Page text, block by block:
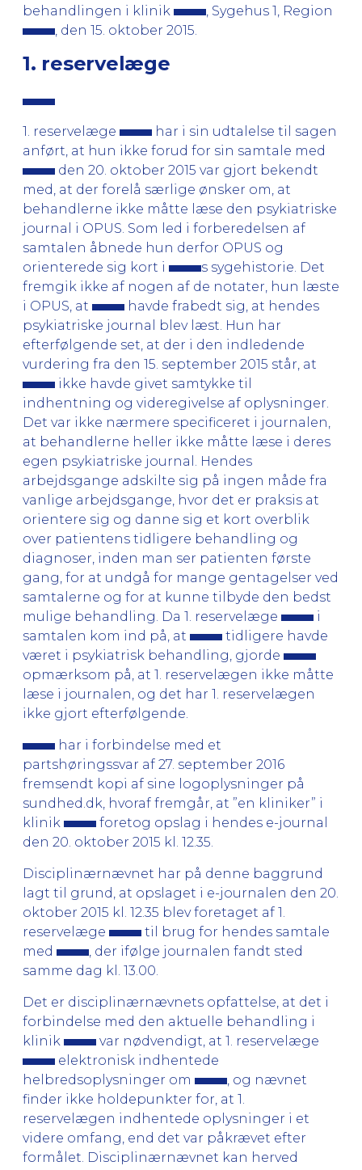
behandlingen i klinik
, Sygehus 1, Region
, den 15. oktober 2015.
1. reservelæge
1. reservelæge
har i sin udtalelse til sagen
anført, at hun ikke forud for sin samtale med
den 20. oktober 2015 var gjort bekendt
med, at der forelå særlige ønsker om, at
behandlerne ikke måtte læse den psykiatriske
journal i OPUS. Som led i forberedelsen af
samtalen åbnede hun derfor OPUS og
orienterede sig kort i
s sygehistorie. Det
fremgik ikke af nogen af de notater, hun læste
i OPUS, at
havde frabedt sig, at hendes
psykiatriske journal blev læst. Hun har
efterfølgende set, at der i den indledende
vurdering fra den 15. september 2015 står, at
ikke havde givet samtykke til
indhentning og videregivelse af oplysninger.
Det var ikke nærmere specificeret i journalen,
at behandlerne heller ikke måtte læse i deres
egen psykiatriske journal. Hendes
arbejdsgange adskilte sig på ingen måde fra
vanlige arbejdsgange, hvor det er praksis at
orientere sig og danne sig et kort overblik
over patientens tidligere behandling og
diagnoser, inden man ser patienten første
gang, for at undgå for mange gentagelser ved
samtalerne og for at kunne tilbyde den bedst
mulige behandling. Da 1. reservelæge
i
samtalen kom ind på, at
tidligere havde
været i psykiatrisk behandling, gjorde
opmærksom på, at 1. reservelægen ikke måtte
læse i journalen, og det har 1. reservelægen
ikke gjort efterfølgende.
har i forbindelse med et
partshøringssvar af 27. september 2016
fremsendt kopi af sine logoplysninger på
sundhed.dk, hvoraf fremgår, at ”en kliniker” i
klinik
foretog opslag i hendes e-journal
den 20. oktober 2015 kl. 12.35.
Disciplinærnævnet har på denne baggrund
lagt til grund, at opslaget i e-journalen den 20.
oktober 2015 kl. 12.35 blev foretaget af 1.
reservelæge
til brug for hendes samtale
med
, der ifølge journalen fandt sted
samme dag kl. 13.00.
Det er disciplinærnævnets opfattelse, at det i
forbindelse med den aktuelle behandling i
klinik
var nødvendigt, at 1. reservelæge
elektronisk indhentede
helbredsoplysninger om
, og nævnet
finder ikke holdepunkter for, at 1.
reservelægen indhentede oplysninger i et
videre omfang, end det var påkrævet efter
formålet. Disciplinærnævnet kan herved